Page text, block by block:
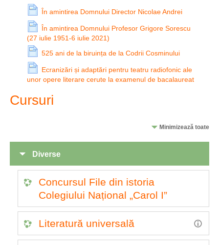
În amintirea Domnului Director Nicolae Andrei
În amintirea Domnului Profesor Grigore Sorescu
(27 iulie 1951-6 iulie 2021)
525 ani de la biruința de la Codrii Cosminului
Ecranizări și adaptări pentru teatru radiofonic ale
unor opere literare cerute la examenul de bacalaureat
Cursuri
Minimizează toate
Diverse
Concursul File din istoria
Colegiului Național „Carol I”
Literatură universală